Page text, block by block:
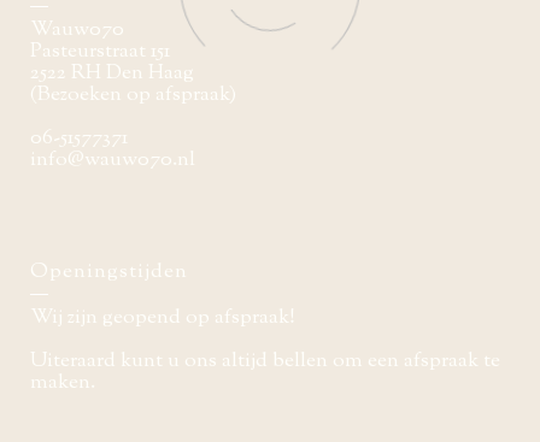
Wauw070
Pasteurstraat 151
2522 RH Den Haag
(Bezoeken op afspraak)
06-51577371
info@wauw070.nl
Openingstijden
Wij zijn geopend op afspraak!
Uiteraard kunt u ons altijd bellen om een afspraak te
maken.